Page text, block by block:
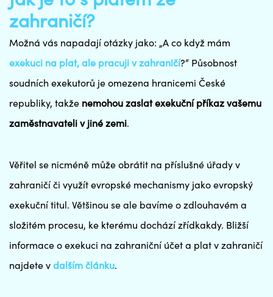
zahraničí?
Možná vás napadají otázky jako: „A co když mám
exekuci na plat, ale pracuji v zahraničí?“ Působnost
soudních exekutorů je omezena hranicemi České
republiky, takže nemohou zaslat exekuční příkaz vašemu
zaměstnavateli v jiné zemi.
Věřitel se nicméně může obrátit na příslušné úřady v
zahraničí či využít evropské mechanismy jako evropský
exekuční titul. Většinou se ale bavíme o zdlouhavém a
složitém procesu, ke kterému dochází zřídkakdy. Bližší
informace o exekuci na zahraniční účet a plat v zahraničí
najdete v dalším článku.